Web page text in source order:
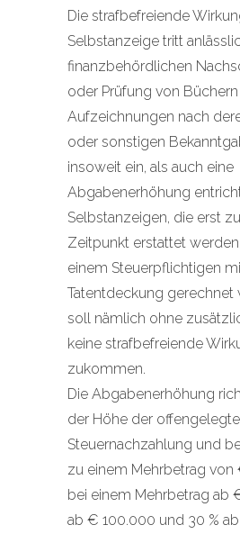
Die strafbefreiende
Selbstanzeige tritt
finanzbehördlichen
oder Prüfung von
Aufzeichnungen nach
oder sonstigen
insoweit ein, als auch eine
Abgabenerhöhung
Selbstanzeigen, die erst
Zeitpunkt erstattet
einem Steuerpflichtigen
Tatentdeckung gerechnet
soll nämlich ohne
keine strafbefreiende
zukommen.
Die Abgabenerhöhung
der Höhe der
Steuernachzahlung und
zu einem Mehrbetrag von
bei einem Mehrbetrag ab
ab € 100.000 und 30 %